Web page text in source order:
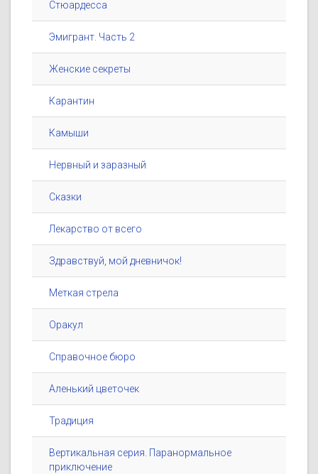
Стюардесса
Эмигрант. Часть 2
Женские секреты
Карантин
Камыши
Нервный и заразный
Сказки
Лекарство от всего
Здравствуй, мой дневничок!
Меткая стрела
Оракул
Справочное бюро
Аленький цветочек
Традиция
Вертикальная серия. Паранормальное
приключение